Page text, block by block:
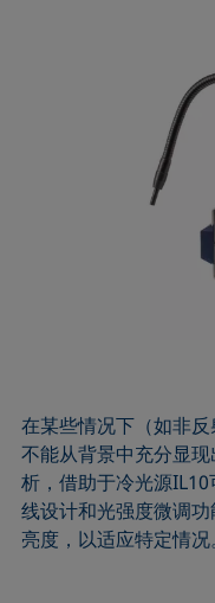
在某些情况下（如非
不能从背景中充分显
析，借助于冷光源
线设计和光强度微调
亮度，以适应特定情况